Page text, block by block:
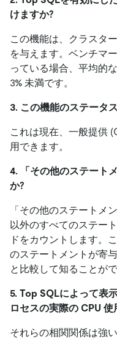
けますか?
この機能は、クラスタ
を与えます。ベンチマ
っている場合、平均的
3% 未満です。
3. この機能のステータ
これは現在、一般提供
用できます。
4. 「その他のステート
か?
「その他のステートメ
以外のすべてのステー
ドをカウントします。
のステートメントが寄
と比較して知ることがで
5. Top SQLによって表
ロセスの実際の CPU
それらの相関関係は強